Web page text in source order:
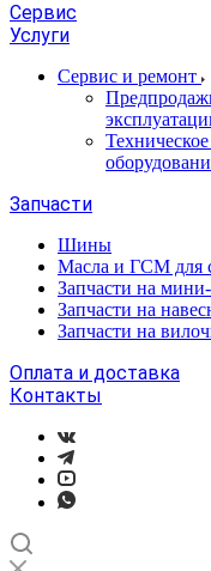
Сервис
Услуги
Сервис и ремонт
Запчасти
Шины
Масла и ГСМ для
Запчасти на
Запчасти на
Запчасти на
Оплата и доставка
Контакты